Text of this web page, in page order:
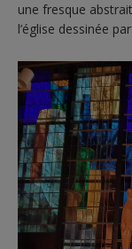
une fresque
l’église dessinée